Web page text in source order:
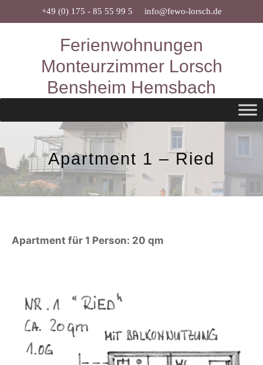
Inhalt
+49 (0) 175 - 85 55 99 5 info@fewo-lorsch.de
Ferienwohnungen
Monteurzimmer Lorsch
Bensheim Hemsbach
Apartment 1 – Ried
Apartment für 1 Person: 20 qm